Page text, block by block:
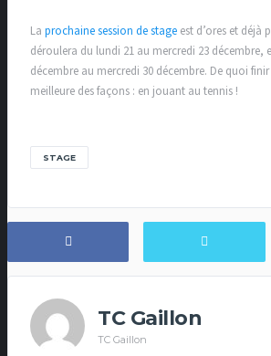
La prochaine session de stage est d’ores et déjà
déroulera du lundi 21 au mercredi 23 décembre,
décembre au mercredi 30 décembre. De quoi finir
meilleure des façons : en jouant au tennis !
STAGE
TC Gaillon
TC Gaillon